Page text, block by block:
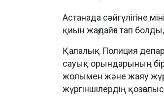
Астанада сәйгүлігіне
қиын жағдайға тап
Қалалық Полиция
сауық орындарының
жолымен және жаяу
жүргіншілердің